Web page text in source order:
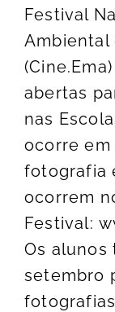
Festival
Ambiental
abertas
nas
ocorre em
fotografia
ocorrem
Festival:
Os alunos
setembro